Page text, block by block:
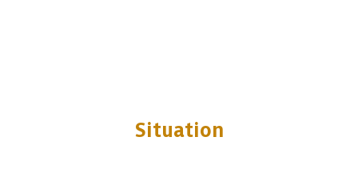
Situation